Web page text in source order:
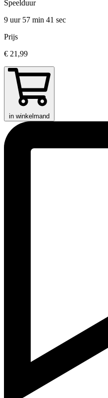
Speelduur
9 uur 57 min 41 sec
Prijs
€ 21,99
in winkelmand